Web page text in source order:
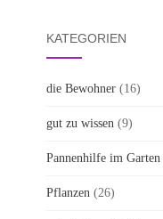
KATEGORIEN
die Bewohner(16)
gut zu wissen (9)
Pannenhilfe im Garten
Pflanzen (26)